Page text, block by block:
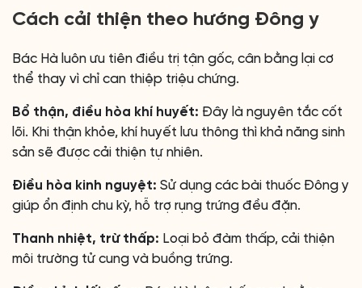
Cách cải thiện theo hướng Đông y
Bác Hà luôn ưu tiên điều trị tận gốc, cân bằng lại cơ
thể thay vì chỉ can thiệp triệu chứng.
Bổ thận, điều hòa khí huyết: Đây là nguyên tắc cốt
lõi. Khi thận khỏe, khí huyết lưu thông thì khả năng sinh
sản sẽ được cải thiện tự nhiên.
Điều hòa kinh nguyệt: Sử dụng các bài thuốc Đông y
giúp ổn định chu kỳ, hỗ trợ rụng trứng đều đặn.
Thanh nhiệt, trừ thấp: Loại bỏ đàm thấp, cải thiện
môi trường tử cung và buồng trứng.